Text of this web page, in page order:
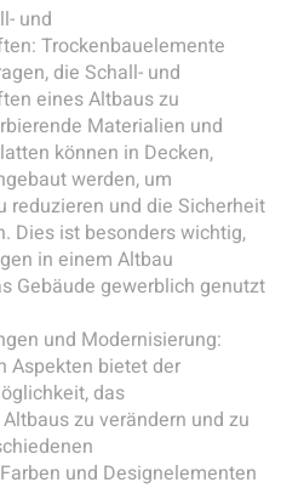
und
Trockenbauelemente
die Schall- und
eines Altbaus zu
Materialien und
können in Decken,
werden, um
reduzieren und die Sicherheit
Dies ist besonders wichtig,
in einem Altbau
Gebäude gewerblich genutzt
und Modernisierung:
Aspekten bietet der
das
zu verändern und zu
und Designelementen